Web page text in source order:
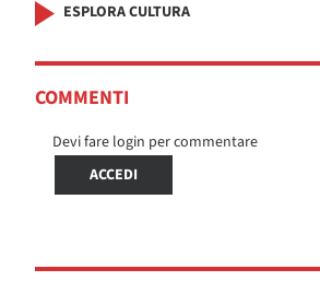
ESPLORA CULTURA
COMMENTI
Devi fare login per commentare
ACCEDI